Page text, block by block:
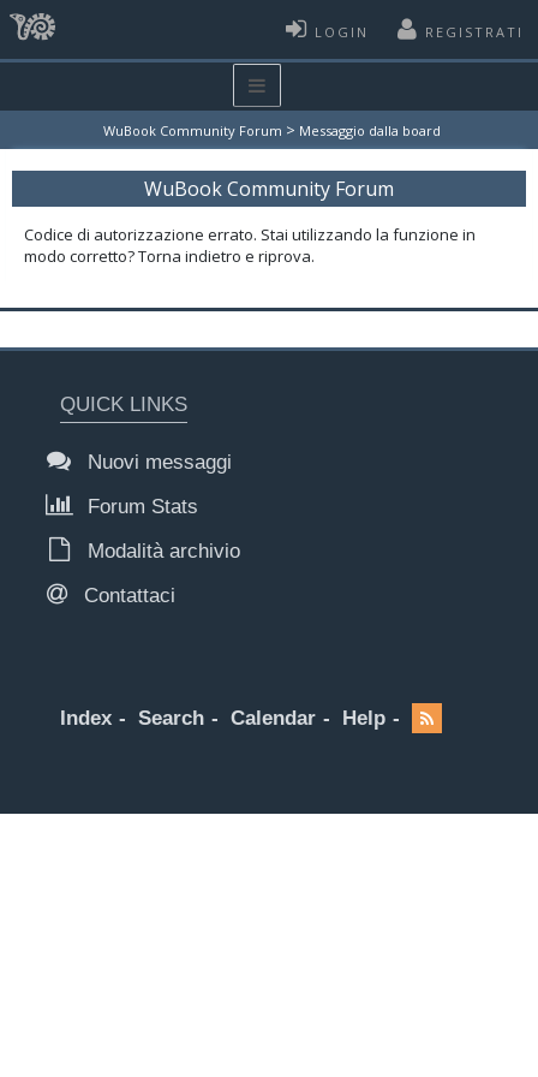
LOGIN REGISTRATI
WuBook Community Forum > Messaggio dalla board
WuBook Community Forum
Codice di autorizzazione errato. Stai utilizzando la funzione in
modo corretto? Torna indietro e riprova.
QUICK LINKS
Nuovi messaggi
Forum Stats
Modalità archivio
Contattaci
Index Search Calendar Help